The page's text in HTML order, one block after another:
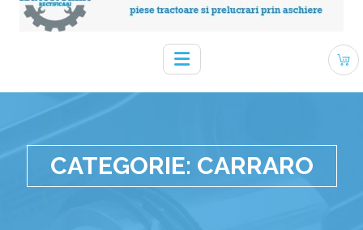
CATEGORIE: CARRARO